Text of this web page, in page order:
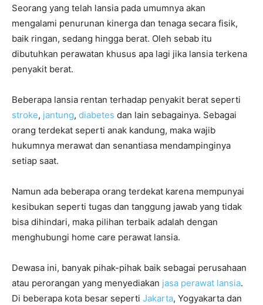
Seorang yang telah lansia pada umumnya akan
mengalami penurunan kinerga dan tenaga secara fisik,
baik ringan, sedang hingga berat. Oleh sebab itu
dibutuhkan perawatan khusus apa lagi jika lansia terkena
penyakit berat.
Beberapa lansia rentan terhadap penyakit berat seperti
stroke, jantung, diabetes dan lain sebagainya. Sebagai
orang terdekat seperti anak kandung, maka wajib
hukumnya merawat dan senantiasa mendampinginya
setiap saat.
Namun ada beberapa orang terdekat karena mempunyai
kesibukan seperti tugas dan tanggung jawab yang tidak
bisa dihindari, maka pilihan terbaik adalah dengan
menghubungi home care perawat lansia.
Dewasa ini, banyak pihak-pihak baik sebagai perusahaan
atau perorangan yang menyediakan jasa perawat lansia.
Di beberapa kota besar seperti Jakarta, Yogyakarta dan